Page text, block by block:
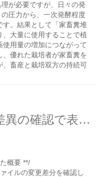
が必要ですが、日々の発
圧力から、一次発酵程度
。結果として「家畜糞堆
大量に使用することで植
用量の増加につながって
優れた栽培者が家畜糞を
畜産と栽培双方の持続可
端末でupgradeの際の差異の確認で表示を終了する
概要 **/
イルの変更差分を確認し